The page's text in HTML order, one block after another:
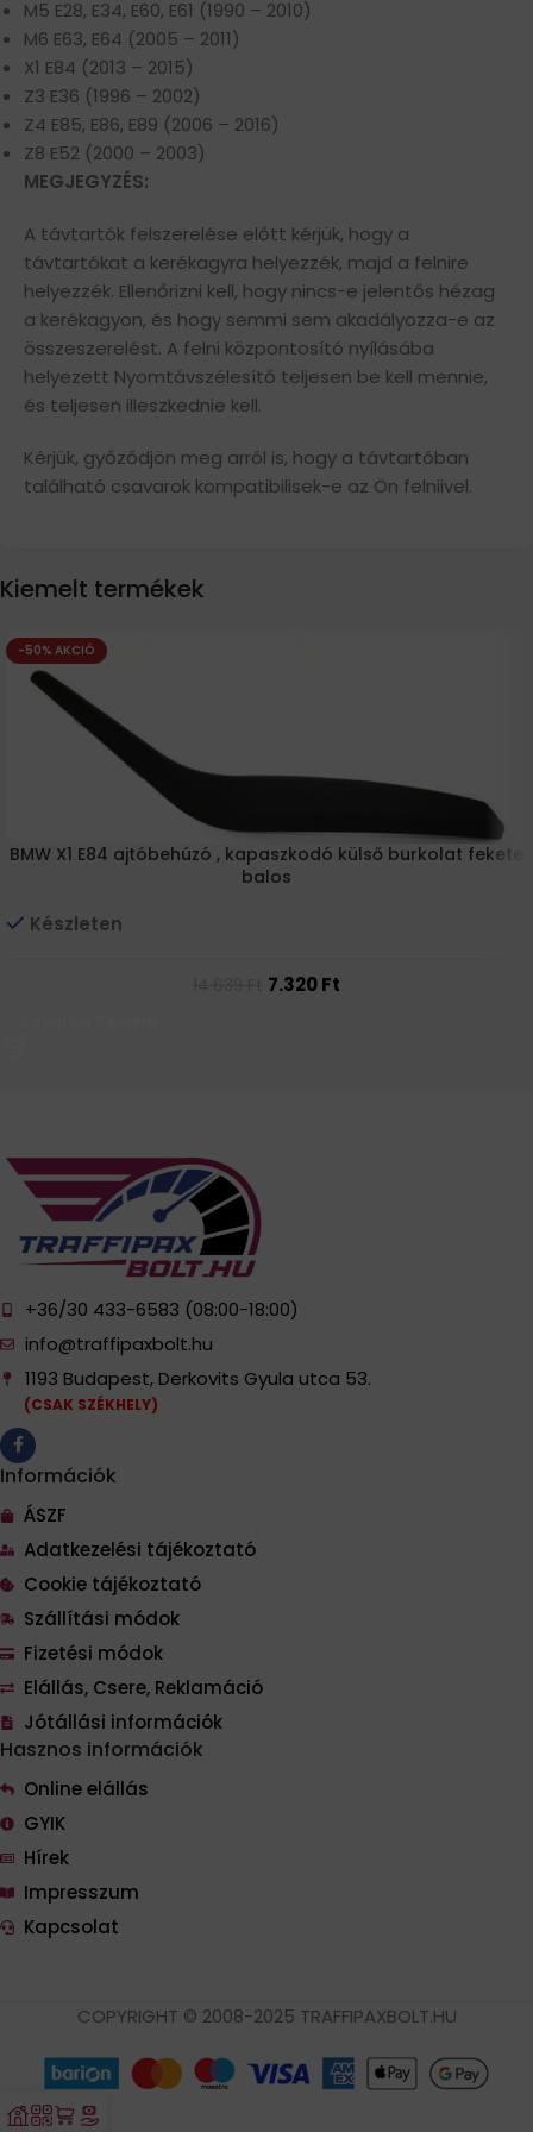
M5 E28, E34, E60, E61 (1990 – 2010)
M6 E63, E64 (2005 – 2011)
X1 E84 (2013 – 2015)
Z3 E36 (1996 – 2002)
Z4 E85, E86, E89 (2006 – 2016)
Z8 E52 (2000 – 2003)
MEGJEGYZÉS:
A távtartók felszerelése előtt kérjük, hogy a
távtartókat a kerékagyra helyezzék, majd a felnire
helyezzék. Ellenőrizni kell, hogy nincs-e jelentős hézag
a kerékagyon, és hogy semmi sem akadályozza-e az
összeszerelést. A felni központosító nyílásába
helyezett Nyomtávszélesítő teljesen be kell mennie,
és teljesen illeszkednie kell.
Kérjük, győződjön meg arról is, hogy a távtartóban
található csavarok kompatibilisek-e az Ön felniivel.
Kiemelt termékek
-50% AKCIÓ
BMW X1 E84 ajtóbehúzó , kapaszkodó külső burkolat fekete
balos
Készleten
7.320Ft
+36/30 433-6583 (08:00-18:00)
info@traffipaxbolt.hu
1193 Budapest, Derkovits Gyula utca 53.
(CSAK SZÉKHELY)
Információk
ÁSZF
Adatkezelési tájékoztató
Cookie tájékoztató
Szállítási módok
Fizetési módok
Elállás, Csere, Reklamáció
Jótállási információk
Hasznos információk
Online elállás
GYIK
Hírek
Impresszum
Kapcsolat
COPYRIGHT © 2008-2025 TRAFFIPAXBOLT.HU